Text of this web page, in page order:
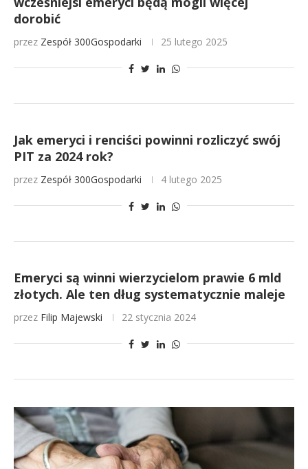
dorobić
przez Zespół 300Gospodarki 25 lutego 2025
Jak emeryci i renciści powinni rozliczyć swój
PIT za 2024 rok?
przez Zespół 300Gospodarki 4 lutego 2025
Emeryci są winni wierzycielom prawie 6 mld
złotych. Ale ten dług systematycznie maleje
przez Filip Majewski 22 stycznia 2024